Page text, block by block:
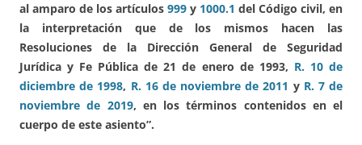
al amparo de los artículos 999 y 1000.1 del Código civil, en
la interpretación que de los mismos hacen las
Resoluciones de la Dirección General de Seguridad
Jurídica y Fe Pública de 21 de enero de 1993, R. 10 de
diciembre de 1998, R. 16 de noviembre de 2011 y R. 7 de
noviembre de 2019, en los términos contenidos en el
cuerpo de este asiento”.